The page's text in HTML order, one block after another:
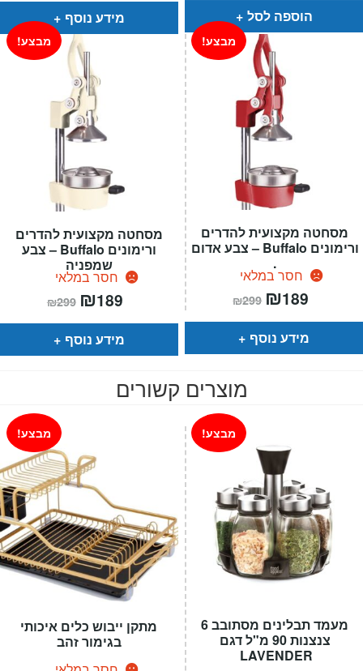
₪149.
מידע נוסף ₪329.
הוספה לסל
מסחטה מקצועית להדרים
ורימונים Buffalo – צבע
שמפניה
חסר במלאי
מבצע!
₪299 המחיר
המקורי
היה:
₪299.
₪189
הוא:
מידע נוסף
מסחטה מקצועית להדרים
ורימונים Buffalo – צבע אדום
.
חסר במלאי
מבצע!
₪299 המחיר
המקורי
היה:
₪299.
₪189
הוא:
מידע נוסף
מוצרים קשורים
מתקן ייבוש כלים איכותי
בגימור זהב
מבצע!
מעמד תבלינים מסתובב 6
צנצנות 90 מ"ל דגם
LAVENDER
מבצע!